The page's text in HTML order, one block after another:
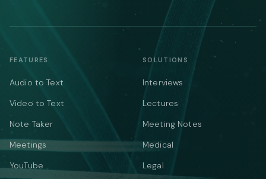
FEATURES
Audio to Text
Video to Text
Note Taker
Meetings
YouTube
SOLUTIONS
Interviews
Lectures
Meeting Notes
Medical
Legal